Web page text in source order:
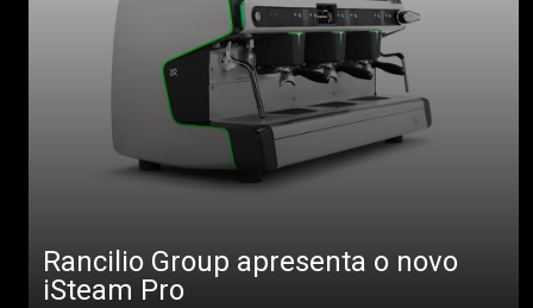
Rancilio Group apresenta o novo
iSteam Pro